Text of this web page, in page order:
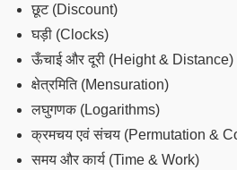
छूट (Discount)
घड़ी (Clocks)
ऊँचाई और दूरी (Height & Distance)
क्षेत्रमिति (Mensuration)
लघुगणक (Logarithms)
क्रमचय एवं संचय (Permutation &
समय और कार्य (Time & Work)